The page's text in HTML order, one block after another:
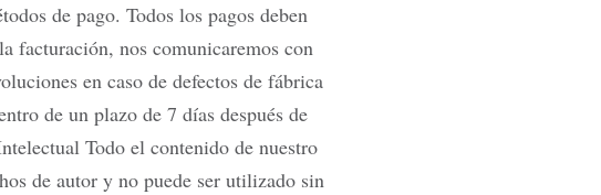
de pago. Todos los pagos deben
facturación, nos comunicaremos con
en caso de defectos de fábrica
de un plazo de 7 días después de
Todo el contenido de nuestro
de autor y no puede ser utilizado sin